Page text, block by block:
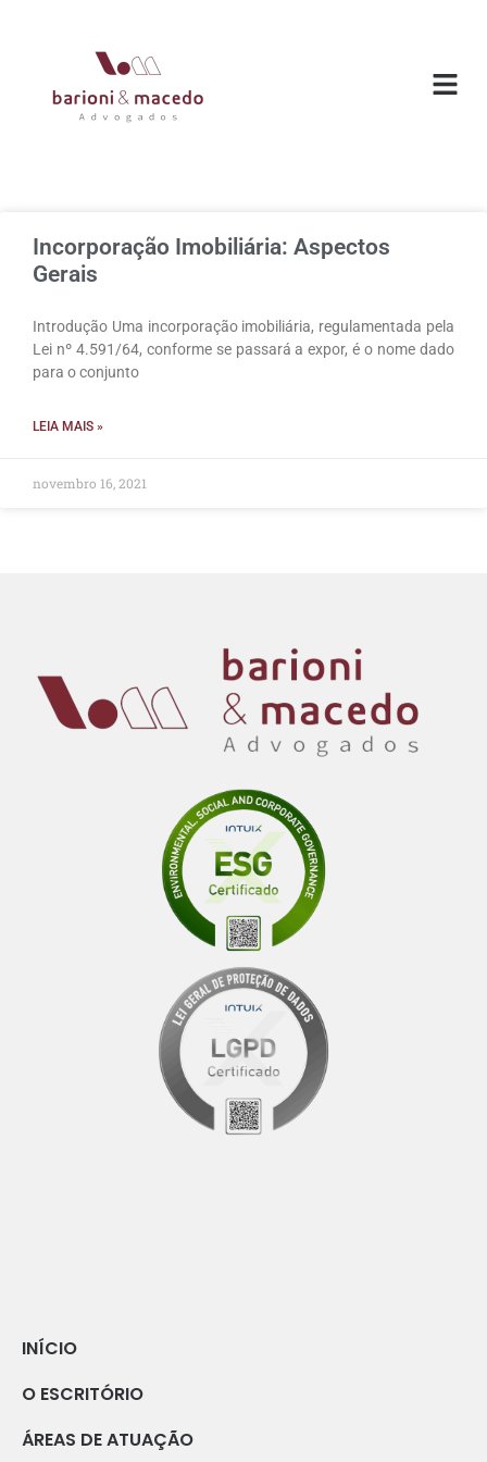
Incorporação Imobiliária: Aspectos
Gerais
Introdução Uma incorporação imobiliária, regulamentada pela
Lei nº 4.591/64, conforme se passará a expor, é o nome dado
para o conjunto
LEIA MAIS »
novembro 16, 2021
INÍCIO
O ESCRITÓRIO
ÁREAS DE ATUAÇÃO